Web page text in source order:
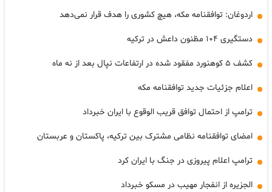
اردوغان: توافقنامه مکه، هیچ کشوری را هدف قرار نمی‌دهد
دستگیری ۱۰۴ مظنون داعش در ترکیه
کشف ۵ کوهنورد مفقود شده در ارتفاعات نپال بعد از نه ماه
اعلام جزئیات جدید توافقنامه مکه
ترامپ از احتمال توافق قریب الوقوع با ایران خبرداد
امضای توافقنامه نظامی مشترک بین ترکیه، پاکستان و عربستان
ترامپ اعلام پیروزی در جنگ با ایران کرد
الجزیره از انفجار مهیب در مسکو خبرداد